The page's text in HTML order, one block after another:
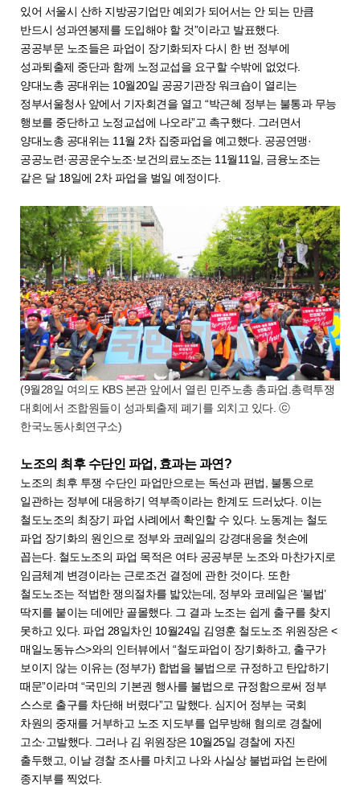
있어 서울시 산하 지방공기업만 예외가 되어서는 안 되는 만큼
반드시 성과연봉제를 도입해야 할 것”이라고 발표했다.
공공부문 노조들은 파업이 장기화되자 다시 한 번 정부에
성과퇴출제 중단과 함께 노정교섭을 요구할 수밖에 없었다.
양대노총 공대위는 10월20일 공공기관장 워크숍이 열리는
정부서울청사 앞에서 기자회견을 열고 “박근혜 정부는 불통과 무능
행보를 중단하고 노정교섭에 나오라”고 촉구했다. 그러면서
양대노총 공대위는 11월 2차 집중파업을 예고했다. 공공연맹·
공공노련·공공운수노조·보건의료노조는 11월11일, 금융노조는
같은 달 18일에 2차 파업을 벌일 예정이다.
(9월28일 여의도 KBS 본관 앞에서 열린 민주노총 총파업.총력투쟁
대회에서 조합원들이 성과퇴출제 폐기를 외치고 있다. ⓒ
한국노동사회연구소)
노조의 최후 수단인 파업, 효과는 과연?
노조의 최후 투쟁 수단인 파업만으로는 독선과 편법, 불통으로
일관하는 정부에 대응하기 역부족이라는 한계도 드러났다. 이는
철도노조의 최장기 파업 사례에서 확인할 수 있다. 노동계는 철도
파업 장기화의 원인으로 정부와 코레일의 강경대응을 첫손에
꼽는다. 철도노조의 파업 목적은 여타 공공부문 노조와 마찬가지로
임금체계 변경이라는 근로조건 결정에 관한 것이다. 또한
철도노조는 적법한 쟁의절차를 밟았는데, 정부와 코레일은 ‘불법’
딱지를 붙이는 데에만 골몰했다. 그 결과 노조는 쉽게 출구를 찾지
못하고 있다. 파업 28일차인 10월24일 김영훈 철도노조 위원장은 <
매일노동뉴스>와의 인터뷰에서 “철도파업이 장기화하고, 출구가
보이지 않는 이유는 (정부가) 합법을 불법으로 규정하고 탄압하기
때문”이라며 “국민의 기본권 행사를 불법으로 규정함으로써 정부
스스로 출구를 차단해 버렸다”고 말했다. 심지어 정부는 국회
차원의 중재를 거부하고 노조 지도부를 업무방해 혐의로 경찰에
고소·고발했다. 그러나 김 위원장은 10월25일 경찰에 자진
출두했고, 이날 경찰 조사를 마치고 나와 사실상 불법파업 논란에
종지부를 찍었다.